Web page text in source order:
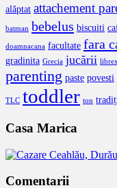
alăptat attachement
batman bebelus biscuiti
doamnacana facultate fara
gradinita Grecia jucării
parenting paste povesti
TLC toddler ton
Casa Marica
Comentarii